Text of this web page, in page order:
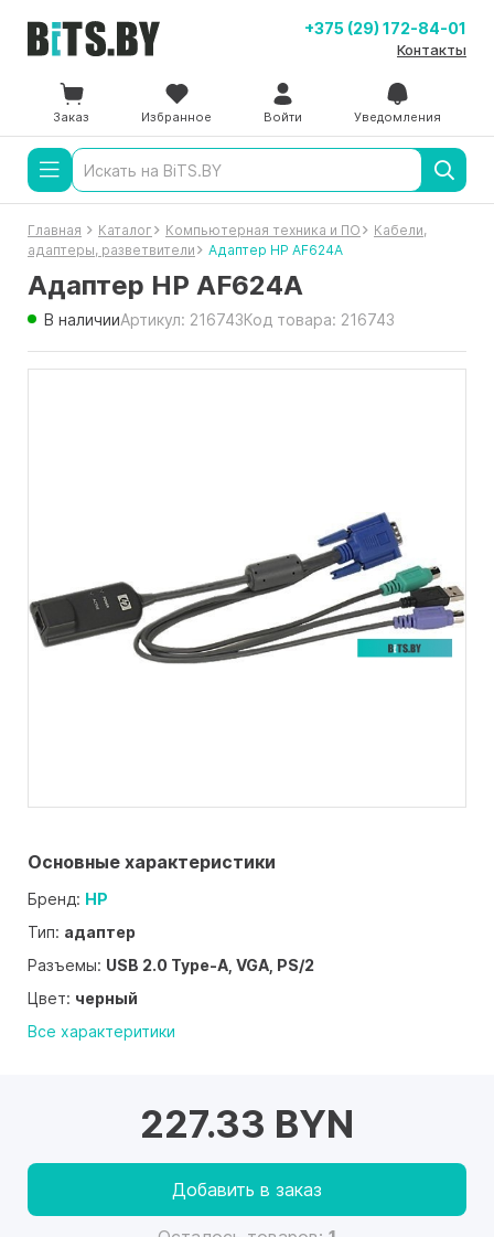
+375 (29) 172-84-01
Контакты
Заказ Избранное Войти Уведомления
Главная Каталог Компьютерная техника и ПО
Кабели,
адаптеры, разветвители
Адаптер HP AF624A
Адаптер HP AF624A
В наличииАртикул: 216743Код товара: 216743
Основные характеристики
Бренд: HP
Тип: адаптер
Разъемы: USB 2.0 Type-A, VGA, PS/2
Цвет: черный
Все характеритики
227.33 BYN
Добавить в заказ